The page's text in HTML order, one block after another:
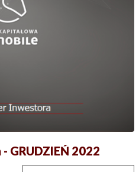
GRUDZIEŃ 2022